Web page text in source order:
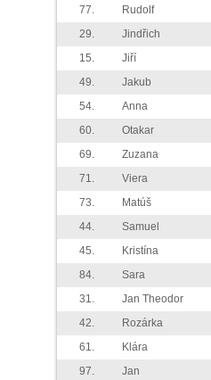
77.
Rudolf
29.
Jindřich
15.
Jiří
49.
Jakub
54.
Anna
60.
Otakar
69.
Zuzana
71.
Viera
73.
Matúš
44.
Samuel
45.
Kristína
84.
Sara
31.
Jan Theodor
42.
Rozárka
61.
Klára
97.
Jan